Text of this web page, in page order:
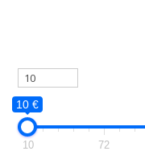
10 €
10 72